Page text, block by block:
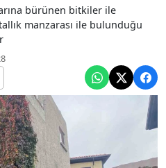
bürünen bitkiler ile
manzarası ile bulunduğu